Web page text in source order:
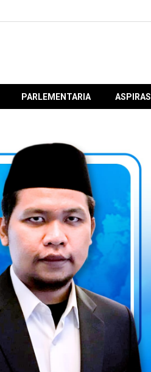
PARLEMENTARIA ASPIRASI